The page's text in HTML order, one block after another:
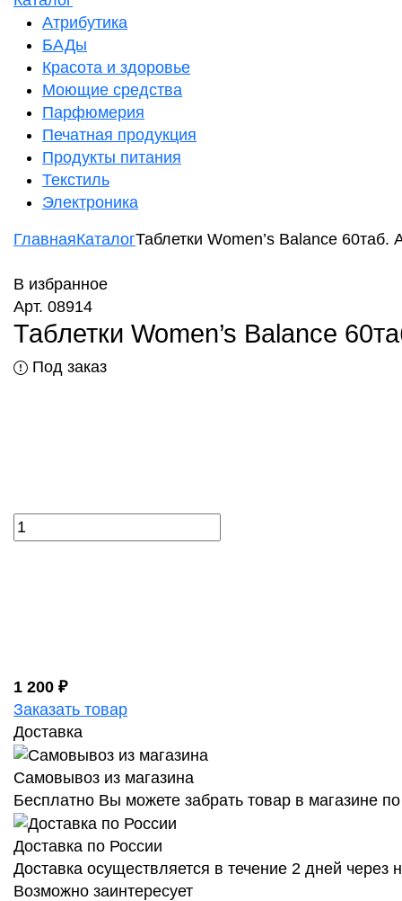
Атрибутика
БАДы
Красота и здоровье
Моющие средства
Парфюмерия
Печатная продукция
Продукты питания
Текстиль
Электроника
ГлавнаяКаталогТаблетки Women’s Balance 60таб.
В избранное
Арт. 08914
Таблетки Women’s Balance
Под заказ
1 200 ₽
Заказать товар
Доставка
Самовывоз из магазина
Бесплатно Вы можете забрать товар в магазине
Доставка по России
Доставка осуществляется в течение 2 дней
Возможно заинтересует